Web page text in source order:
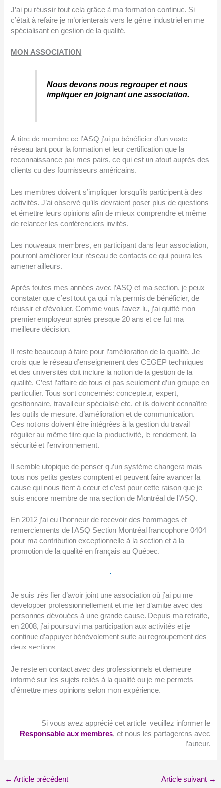
J’ai pu réussir tout cela grâce à ma formation continue. Si
c’était à refaire je m’orienterais vers le génie industriel en me
spécialisant en gestion de la qualité.
MON ASSOCIATION
Nous devons nous regrouper et nous
impliquer en joignant une association.
À titre de membre de l’ASQ j’ai pu bénéficier d’un vaste
réseau tant pour la formation et leur certification que la
reconnaissance par mes pairs, ce qui est un atout auprès des
clients ou des fournisseurs américains.
Les membres doivent s’impliquer lorsqu’ils participent à des
activités. J’ai observé qu’ils devraient poser plus de questions
et émettre leurs opinions afin de mieux comprendre et même
de relancer les conférenciers invités.
Les nouveaux membres, en participant dans leur association,
pourront améliorer leur réseau de contacts ce qui pourra les
amener ailleurs.
Après toutes mes années avec l’ASQ et ma section, je peux
constater que c’est tout ça qui m’a permis de bénéficier, de
réussir et d’évoluer. Comme vous l’avez lu, j’ai quitté mon
premier employeur après presque 20 ans et ce fut ma
meilleure décision.
Il reste beaucoup à faire pour l’amélioration de la qualité. Je
crois que le réseau d’enseignement des CEGEP techniques
et des universités doit inclure la notion de la gestion de la
qualité. C’est l’affaire de tous et pas seulement d’un groupe en
particulier. Tous sont concernés: concepteur, expert,
gestionnaire, travailleur spécialisé etc. et ils doivent connaître
les outils de mesure, d’amélioration et de communication.
Ces notions doivent être intégrées à la gestion du travail
régulier au même titre que la productivité, le rendement, la
sécurité et l’environnement.
Il semble utopique de penser qu’un système changera mais
tous nos petits gestes comptent et peuvent faire avancer la
cause qui nous tient à cœur et c’est pour cette raison que je
suis encore membre de ma section de Montréal de l’ASQ.
En 2012 j’ai eu l’honneur de recevoir des hommages et
remerciements de l’ASQ Section Montréal francophone 0404
pour ma contribution exceptionnelle à la section et à la
promotion de la qualité en français au Québec.
Je suis très fier d’avoir joint une association où j’ai pu me
développer professionnellement et me lier d’amitié avec des
personnes dévouées à une grande cause. Depuis ma retraite,
en 2008, j’ai poursuivi ma participation aux activités et je
continue d’appuyer bénévolement suite au regroupement des
deux sections.
Je reste en contact avec des professionnels et demeure
informé sur les sujets reliés à la qualité ou je me permets
d’émettre mes opinions selon mon expérience.
Si vous avez apprécié cet article, veuillez informer le
Responsable aux membres, et nous les partagerons avec
l’auteur.
← Article précédent Article suivant →